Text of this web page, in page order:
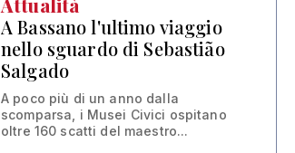
Attualità
A Bassano l'ultimo viaggio
nello sguardo di Sebastião
Salgado
A poco più di un anno dalla
scomparsa, i Musei Civici ospitano
oltre 160 scatti del maestro...